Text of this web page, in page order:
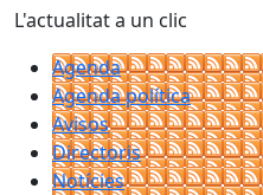
L'actualitat a un clic
Agenda
Agenda política
Avisos
Directoris
Notícies